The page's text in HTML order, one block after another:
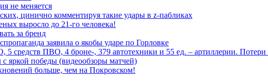
не меняется
цинично комментируя такие удары в z-пабликах
выросло до 21-го человека!
за бренд
заявила о якобы ударе по Горловке
средств ПВО, 4 броне-, 379 автотехники и 55 ед. – артиллерии.
яркой победы (видеообзоры матчей)
больше, чем на Покровском!